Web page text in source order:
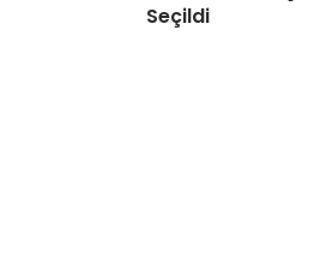
Seçildi